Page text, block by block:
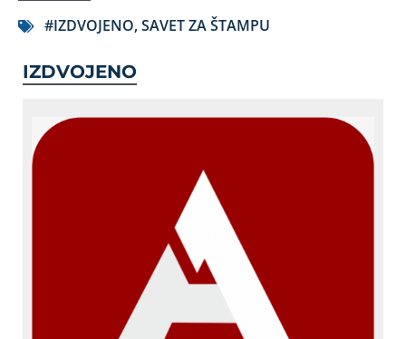
#IZDVOJENO,SAVET ZA ŠTAMPU
IZDVOJENO